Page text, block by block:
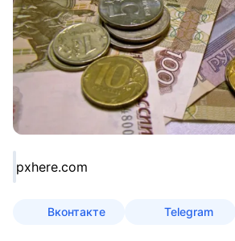
pxhere.com
Вконтакте Telegram